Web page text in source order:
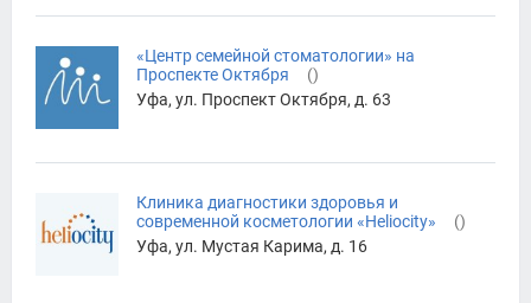
«Центр семейной стоматологии» на
Проспекте Октября
()
Уфа, ул. Проспект Октября, д. 63
Клиника диагностики здоровья и
современной косметологии «Heliocity»
()
Уфа, ул. Мустая Карима, д. 16